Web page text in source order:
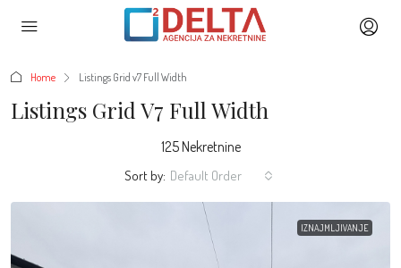
Home Listings Grid v7 Full Width
Listings Grid V7 Full Width
125 Nekretnine
Sort by: Default Order
IZNAJMLJIVANJE